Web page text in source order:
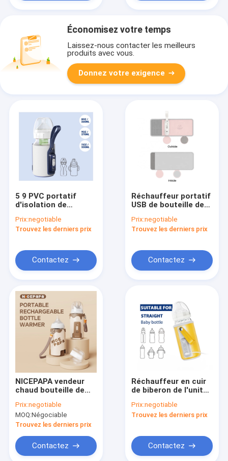
Économisez votre temps
Laissez-nous contacter les meilleurs
produits avec vous.
Donnez votre exigence
5 9 PVC portatif
d'isolation de
bouteille de Digital de
12 volts librement
Prix:negotiable
Trouvez les derniers prix
Contactez
Réchauffeur portatif
USB de bouteille de
température de lait
de PPSU chargeant
Prix:negotiable
Trouvez les derniers prix
Contactez
NICEPAPA vendeur
chaud bouteille de
en PU ensemble
d'isolation de nuit
extérieure Convient
bouteilles de bébé
Prix:negotiable
MOQ:Négociable
Trouvez les derniers prix
Contactez
Réchauffeur en cuir
de biberon de l'unité
avec l'affichage 8oz
d'affichage à cristaux
Prix:negotiable
Trouvez les derniers prix
Contactez